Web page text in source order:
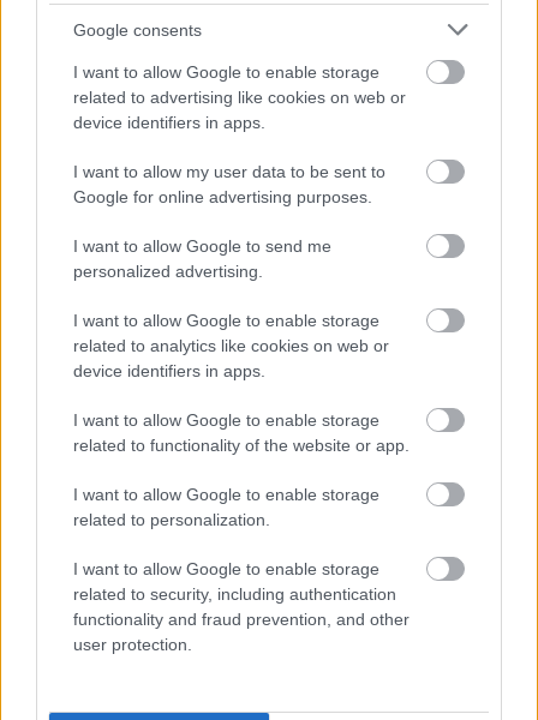
Google consents
I want to allow Google to enable storage
related to advertising like cookies on web or
device identifiers in apps.
I want to allow my user data to be sent to
Google for online advertising purposes.
I want to allow Google to send me
personalized advertising.
I want to allow Google to enable storage
related to analytics like cookies on web or
device identifiers in apps.
I want to allow Google to enable storage
related to functionality of the website or app.
I want to allow Google to enable storage
related to personalization.
I want to allow Google to enable storage
related to security, including authentication
functionality and fraud prevention, and other
user protection.
kanyarban a kék-fehér Peugeot, aztán előbb
Höllert sikerült megelőzni a kettes kanyar előtt,
majd Kárai Tamást is maga mögé utasította.
Alois Höller azonban a harmadik körben
felborult, így piros zászlóval megszakították a
versenyt, és a versenybírák úgy döntöttek, hogy
új rajtot rendelnek el, ráadásul az eredeti
hosszú szervizszünetet is adtak a mezőnynek.
kanyarban de nem aggódtam, mert tudtam, hogy a
jokertaktikával is az élre állhattam volna. Sajnos
Kárai Tamás autója megint meghibásodott, így
könnyen az élre kerültem. Ez után valóban sikerült
megfutni a hétvége addigi legjobb körét, így hiába
előnyöm a győzelemhez. Nagyon örülök, hogy